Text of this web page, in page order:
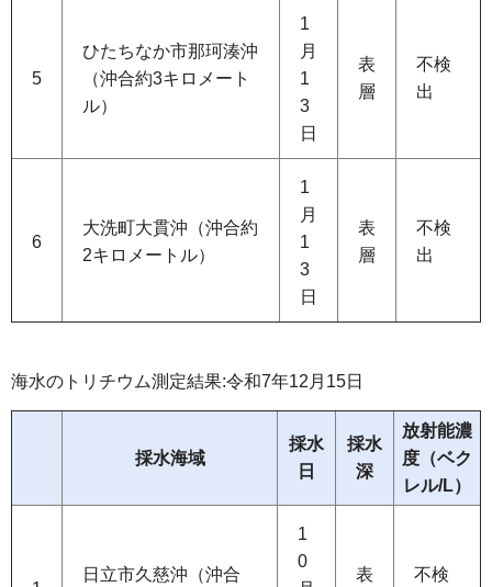
5
ひたちなか市那珂湊沖
（沖合約3キロメート
ル）
1
月
1
3
日
表
層
不検
出
6
大洗町大貫沖（沖合約
2キロメートル）
1
月
1
3
日
表
層
不検
出
海水のトリチウム測定結果:令和7年12月15日
採水海域
採水
日
採水
深
放射能濃
度（ベク
レル/L）
日立市久慈沖（沖合
1
0
表
不検